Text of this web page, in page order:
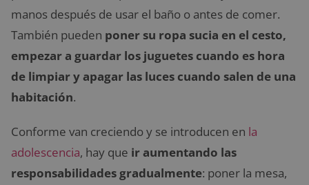
manos después de usar el baño o antes de comer.
También pueden poner su ropa sucia en el cesto,
empezar a guardar los juguetes cuando es hora
de limpiar y apagar las luces cuando salen de una
habitación.
Conforme van creciendo y se introducen en la
adolescencia, hay que ir aumentando las
responsabilidades gradualmente: poner la mesa,